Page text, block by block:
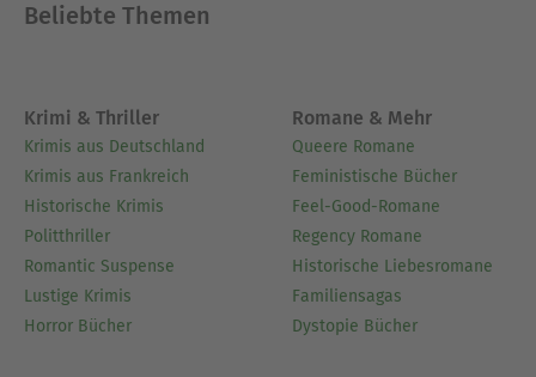
Beliebte Themen
Krimi & Thriller
Krimis aus Deutschland
Krimis aus Frankreich
Historische Krimis
Politthriller
Romantic Suspense
Lustige Krimis
Horror Bücher
Romane & Mehr
Queere Romane
Feministische Bücher
Feel-Good-Romane
Regency Romane
Historische Liebesromane
Familiensagas
Dystopie Bücher